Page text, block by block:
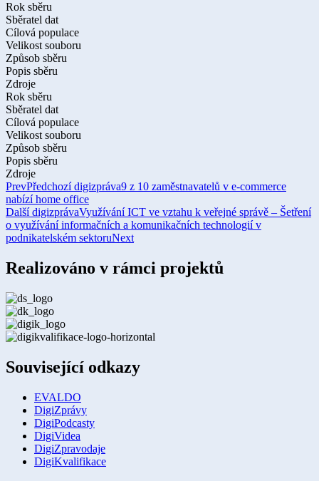
Rok sběru
Sběratel dat
Cílová populace
Velikost souboru
Způsob sběru
Popis sběru
Zdroje
Rok sběru
Sběratel dat
Cílová populace
Velikost souboru
Způsob sběru
Popis sběru
Zdroje
PrevPředchozí digizpráva9 z 10 zaměstnavatelů v e-commerce
nabízí home office
Další digizprávaVyužívání ICT ve vztahu k veřejné správě – Šetření
o využívání informačních a komunikačních technologií v
podnikatelském sektoruNext
Realizováno v rámci projektů
Související odkazy
EVALDO
DigiZprávy
DigiPodcasty
DigiVidea
DigiZpravodaje
DigiKvalifikace